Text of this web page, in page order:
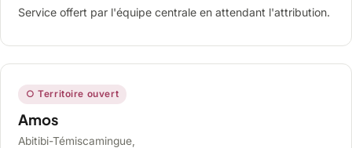
Service offert par l'équipe centrale en attendant l'attribution.
○ Territoire ouvert
Amos
Abitibi-Témiscamingue,